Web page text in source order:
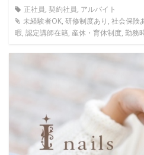
正社員, 契約社員, アルバイト
未経験者OK, 研修制度あり, 社会保険
暇, 認定講師在籍, 産休・育休制度, 勤務